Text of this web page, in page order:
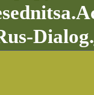
Dialog.